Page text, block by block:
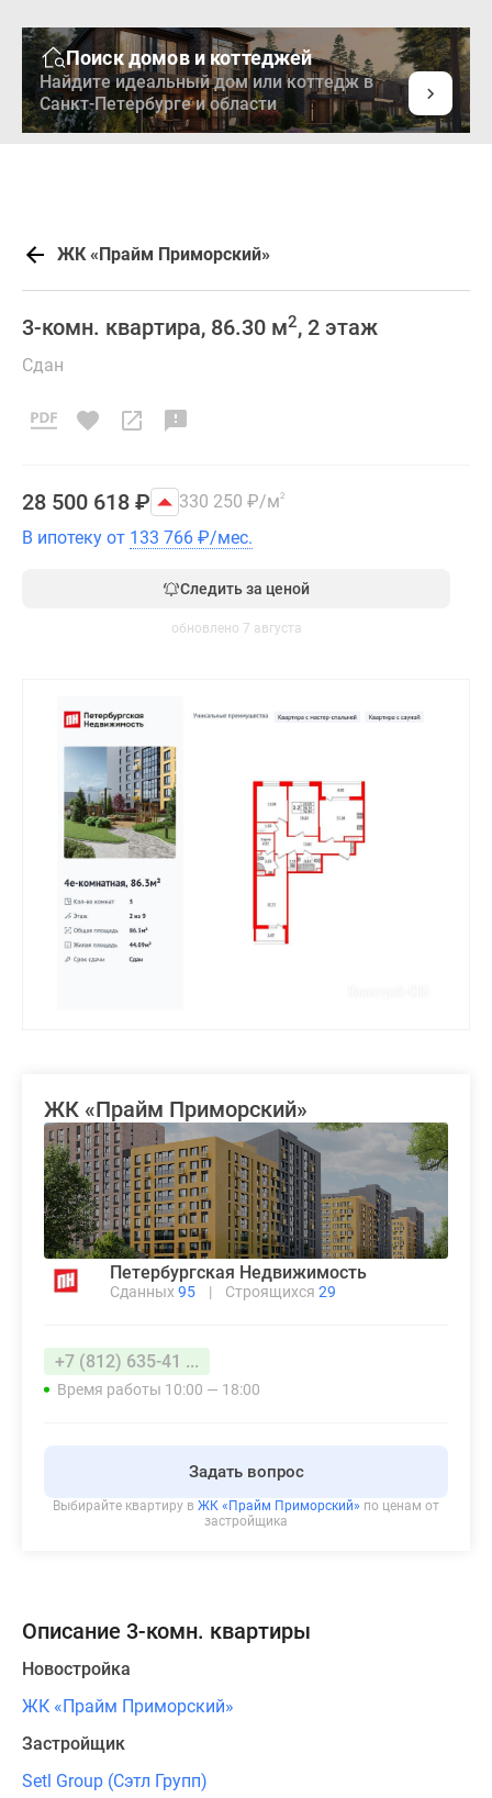
Поиск домов и коттеджей
Найдите идеальный дом или коттедж в
Санкт-Петербурге и области
ЖК «Прайм Приморский»
3-комн. квартира, 86.30 м2, 2 этаж
Сдан
28 500 618 ₽ 330 250 ₽/м2
В ипотеку от 133 766 ₽/мес.
Следить за ценой
обновлено 7 августа
ЖК «Прайм Приморский»
Петербургская Недвижимость
Сданных 95 | Строящихся 29
+7 (812) 635-41 ...
Время работы 10:00 — 18:00
Задать вопрос
Выбирайте квартиру в ЖК «Прайм Приморский» по ценам от
застройщика
Описание 3-комн. квартиры
Новостройка
ЖК «Прайм Приморский»
Застройщик
Setl Group (Сэтл Групп)